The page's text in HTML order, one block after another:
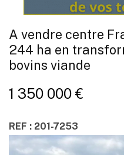
A vendre centre
244 ha en
bovins viande
1 350 000 €
REF : 201-7253